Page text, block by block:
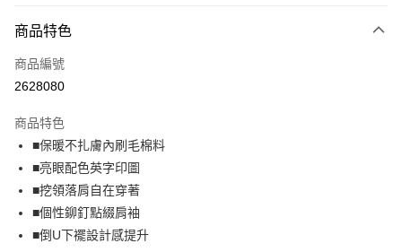
大哥付你分期
【大哥付你分期使用說明】
1.本服務由台灣大哥大提供，台灣大哥大用戶可立即使用無須另外申請。
流程，驗證手機門號後，選擇欲分期的期數、繳款截止日，確認付款後即完
成交易。
3.實際核准額度、可分期數及費用金額請依後續交易確認頁面所載為準。
4.訂單成立30分鐘內，如未前往確認交易或遇審核未通過，訂單將自動取
法說明評估內容。
【繳款方式說明】
1.分期款項不併入電信帳單，「大哥付你分期」於每月結算日後寄送繳費提
醒簡訊。
AFTEE先享後付
【關於「AFTEE先享後付」】
AFTEE先享後付是「在收到商品之後才付款」的支付方式。 讓您購物簡單
便利好安心！
１．簡單：不需註冊會員、不需綁卡、不需儲值。
２．便利：只要手機號碼，簡訊認證，即可結帳。
３．安心：先確認商品／服務後，再付款。
【「AFTEE先享後付」結帳流程】
ATM付款
全家取貨付款
每筆NT$70，滿NT$699(含以上)免運費
商品特色
商品編號
2628080
商品特色
■保暖不扎膚內刷毛棉料
■亮眼配色英字印圖
■挖領落肩自在穿著
■個性鉚釘點綴肩袖
■倒U下襬設計感提升